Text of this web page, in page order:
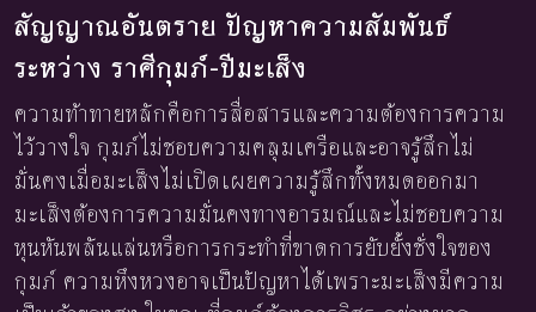
สัญญาณอันตราย ปัญหาความสัมพันธ์
ระหว่าง ราศีกุมภ์-ปีมะเส็ง
ความท้าทายหลักคือการสื่อสารและความต้องการความ
ไว้วางใจ กุมภ์ไม่ชอบความคลุมเครือและอาจรู้สึกไม่
มั่นคงเมื่อมะเส็งไม่เปิดเผยความรู้สึกทั้งหมดออกมา
มะเส็งต้องการความมั่นคงทางอารมณ์และไม่ชอบความ
หุนหันพลันแล่นหรือการกระทำที่ขาดการยับยั้งชั่งใจของ
กุมภ์ ความหึงหวงอาจเป็นปัญหาได้เพราะมะเส็งมีความ